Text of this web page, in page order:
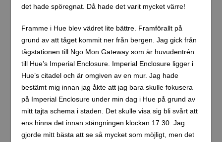
det hade spöregnat. Då hade det varit mycket värre!
Framme i Hue blev vädret lite bättre. Framförallt på
grund av att tåget kommit ner från bergen. Jag gick från
tågstationen till Ngo Mon Gateway som är huvudentrén
till Hue’s Imperial Enclosure. Imperial Enclosure ligger i
Hue’s citadel och är omgiven av en mur. Jag hade
bestämt mig innan jag åkte att jag bara skulle fokusera
på Imperial Enclosure under min dag i Hue på grund av
mitt tajta schema i staden. Det skulle visa sig bli svårt att
ens hinna det innan stängningen klockan 17.30. Jag
gjorde mitt bästa att se så mycket som möjligt, men det